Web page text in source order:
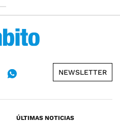
NEWSLETTER
ÚLTIMAS NOTICIAS